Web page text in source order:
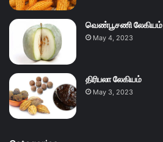
வெண்பூசணி லேகியம்
May 4, 2023
திரிபலா லேகியம்
May 3, 2023